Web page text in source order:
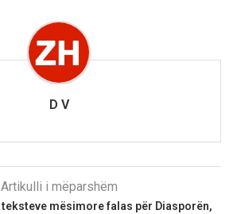
D V
Artikulli i mëparshëm
mësimore falas për Diasporën,